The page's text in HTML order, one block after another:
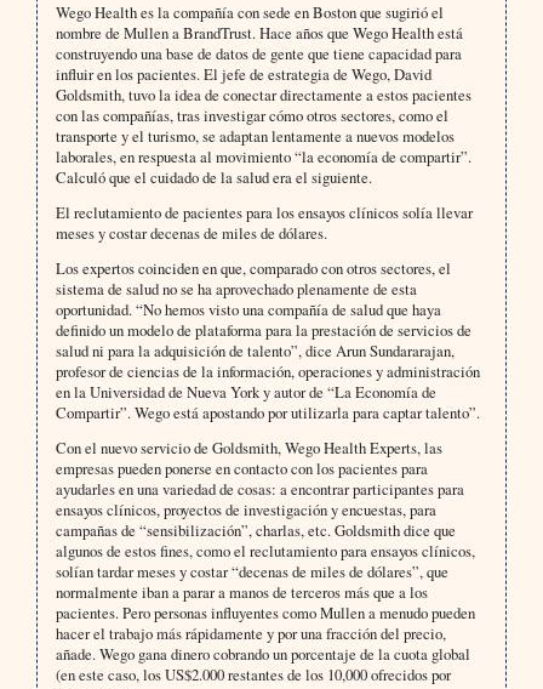
Wego Health es la compañía con sede en Boston que sugirió el
nombre de Mullen a BrandTrust. Hace años que Wego Health está
construyendo una base de datos de gente que tiene capacidad para
influir en los pacientes. El jefe de estrategia de Wego, David
Goldsmith, tuvo la idea de conectar directamente a estos pacientes
con las compañías, tras investigar cómo otros sectores, como el
transporte y el turismo, se adaptan lentamente a nuevos modelos
laborales, en respuesta al movimiento “la economía de compartir”.
Calculó que el cuidado de la salud era el siguiente.
El reclutamiento de pacientes para los ensayos clínicos solía llevar
meses y costar decenas de miles de dólares.
Los expertos coinciden en que, comparado con otros sectores, el
sistema de salud no se ha aprovechado plenamente de esta
oportunidad. “No hemos visto una compañía de salud que haya
definido un modelo de plataforma para la prestación de servicios de
salud ni para la adquisición de talento”, dice Arun Sundararajan,
profesor de ciencias de la información, operaciones y administración
en la Universidad de Nueva York y autor de “La Economía de
Compartir”. Wego está apostando por utilizarla para captar talento”.
Con el nuevo servicio de Goldsmith, Wego Health Experts, las
empresas pueden ponerse en contacto con los pacientes para
ayudarles en una variedad de cosas: a encontrar participantes para
ensayos clínicos, proyectos de investigación y encuestas, para
campañas de “sensibilización”, charlas, etc. Goldsmith dice que
algunos de estos fines, como el reclutamiento para ensayos clínicos,
solían tardar meses y costar “decenas de miles de dólares”, que
normalmente iban a parar a manos de terceros más que a los
pacientes. Pero personas influyentes como Mullen a menudo pueden
hacer el trabajo más rápidamente y por una fracción del precio,
añade. Wego gana dinero cobrando un porcentaje de la cuota global
(en este caso, los US$2.000 restantes de los 10,000 ofrecidos por